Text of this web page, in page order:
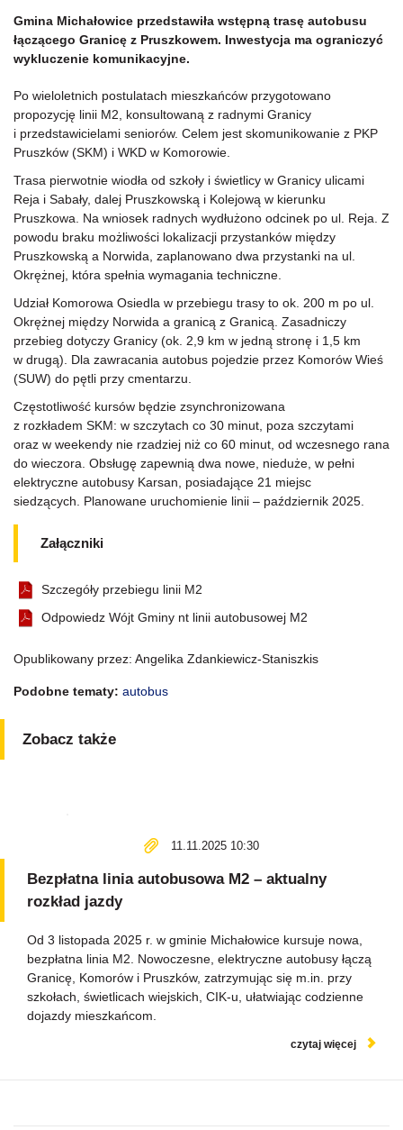
Gmina Michałowice przedstawiła wstępną trasę autobusu
łączącego Granicę z Pruszkowem. Inwestycja ma ograniczyć
wykluczenie komunikacyjne.
Po wieloletnich postulatach mieszkańców przygotowano
propozycję linii M2, konsultowaną z radnymi Granicy
i przedstawicielami seniorów. Celem jest skomunikowanie z PKP
Pruszków (SKM) i WKD w Komorowie.
Trasa pierwotnie wiodła od szkoły i świetlicy w Granicy ulicami
Reja i Sabały, dalej Pruszkowską i Kolejową w kierunku
Pruszkowa. Na wniosek radnych wydłużono odcinek po ul. Reja. Z
powodu braku możliwości lokalizacji przystanków między
Pruszkowską a Norwida, zaplanowano dwa przystanki na ul.
Okrężnej, która spełnia wymagania techniczne.
Udział Komorowa Osiedla w przebiegu trasy to ok. 200 m po ul.
Okrężnej między Norwida a granicą z Granicą. Zasadniczy
przebieg dotyczy Granicy (ok. 2,9 km w jedną stronę i 1,5 km
w drugą). Dla zawracania autobus pojedzie przez Komorów Wieś
(SUW) do pętli przy cmentarzu.
Częstotliwość kursów będzie zsynchronizowana
z rozkładem SKM: w szczytach co 30 minut, poza szczytami
oraz w weekendy nie rzadziej niż co 60 minut, od wczesnego rana
do wieczora. Obsługę zapewnią dwa nowe, nieduże, w pełni
elektryczne autobusy Karsan, posiadające 21 miejsc
siedzących. Planowane uruchomienie linii – październik 2025.
Załączniki
Szczegóły przebiegu linii M2
Odpowiedz Wójt Gminy nt linii autobusowej M2
Opublikowany przez: Angelika Zdankiewicz-Staniszkis
Podobne tematy: autobus
Zobacz także
11.11.2025 10:30
Bezpłatna linia autobusowa M2 – aktualny
rozkład jazdy
Od 3 listopada 2025 r. w gminie Michałowice kursuje nowa,
bezpłatna linia M2. Nowoczesne, elektryczne autobusy łączą
Granicę, Komorów i Pruszków, zatrzymując się m.in. przy
szkołach, świetlicach wiejskich, CIK-u, ułatwiając codzienne
dojazdy mieszkańcom.
czytaj więcej